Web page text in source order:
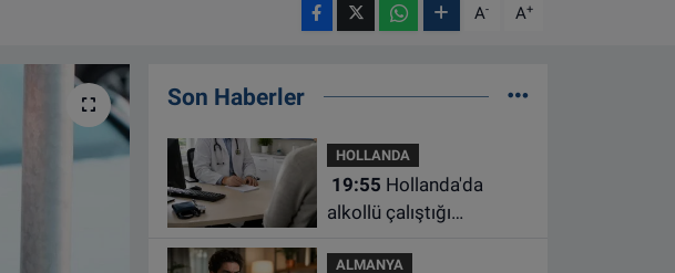
A- A+
Son Haberler
HOLLANDA
19:55
alkollü çalıştığı
çalışma yasağı
ALMANYA